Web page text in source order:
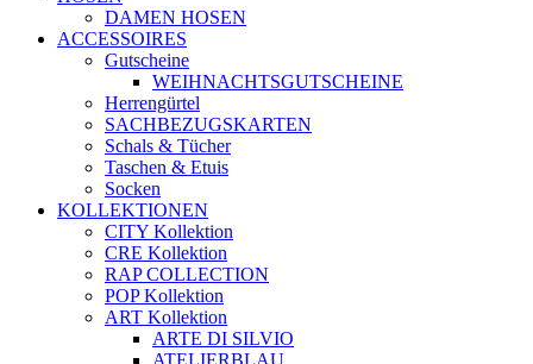
DAMEN HOSEN
ACCESSOIRES
Gutscheine
WEIHNACHTSGUTSCHEINE
Herrengürtel
SACHBEZUGSKARTEN
Schals & Tücher
Taschen & Etuis
Socken
KOLLEKTIONEN
CITY Kollektion
CRE Kollektion
RAP COLLECTION
POP Kollektion
ART Kollektion
ARTE DI SILVIO